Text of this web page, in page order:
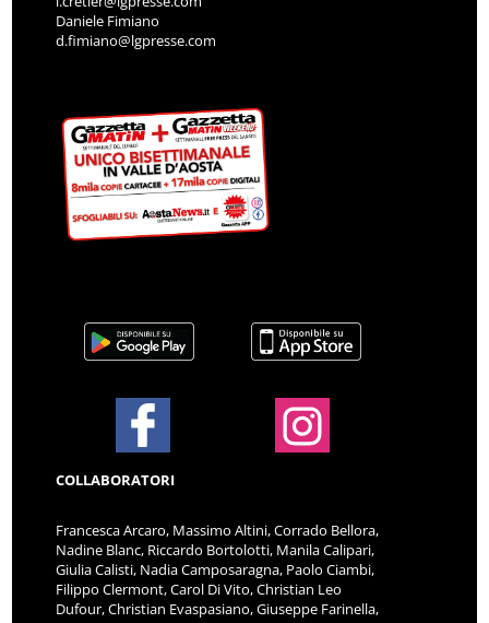
Daniele Fimiano
d.fimiano@lgpresse.com
COLLABORATORI
Francesca Arcaro, Massimo Altini, Corrado Bellora,
Nadine Blanc, Riccardo Bortolotti, Manila Calipari,
Giulia Calisti, Nadia Camposaragna, Paolo Ciambi,
Filippo Clermont, Carol Di Vito, Christian Leo
Dufour, Christian Evaspasiano, Giuseppe Farinella,